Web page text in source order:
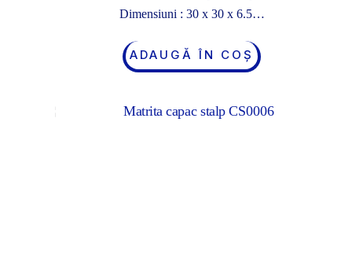
Dimensiuni : 30 x 30 x 6.5…
ADAUGĂ ÎN COȘ